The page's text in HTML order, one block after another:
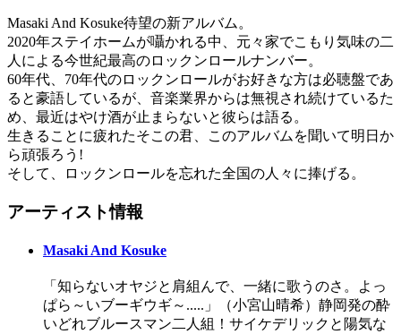
Masaki And Kosuke待望の新アルバム。
2020年ステイホームが囁かれる中、元々家でこもり気味の二
人による今世紀最高のロックンロールナンバー。
60年代、70年代のロックンロールがお好きな方は必聴盤であ
ると豪語しているが、音楽業界からは無視され続けているた
め、最近はやけ酒が止まらないと彼らは語る。
生きることに疲れたそこの君、このアルバムを聞いて明日か
ら頑張ろう!
そして、ロックンロールを忘れた全国の人々に捧げる。
アーティスト情報
Masaki And Kosuke
「知らないオヤジと肩組んで、一緒に歌うのさ。よっ
ぱら～いブーギウギ～.....」（小宮山晴希）静岡発の酔
いどれブルースマン二人組！サイケデリックと陽気な